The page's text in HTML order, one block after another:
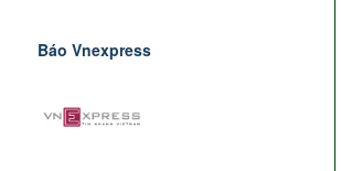
Báo Vnexpress